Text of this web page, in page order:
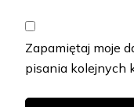
Zapamiętaj moje
pisania kolejnych